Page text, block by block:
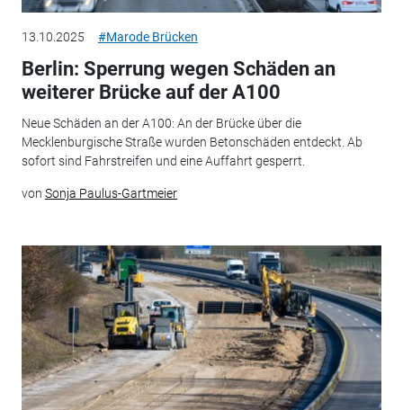
13.10.2025 #Marode Brücken
Berlin: Sperrung wegen Schäden an
weiterer Brücke auf der A100
Neue Schäden an der A100: An der Brücke über die
Mecklenburgische Straße wurden Betonschäden entdeckt. Ab
sofort sind Fahrstreifen und eine Auffahrt gesperrt.
von Sonja Paulus-Gartmeier